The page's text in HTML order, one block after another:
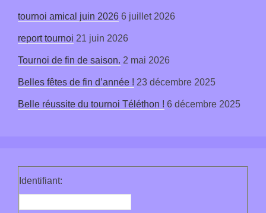
tournoi amical juin 2026 6 juillet 2026
report tournoi 21 juin 2026
Tournoi de fin de saison. 2 mai 2026
Belles fêtes de fin d’année ! 23 décembre 2025
Belle réussite du tournoi Téléthon ! 6 décembre 2025
Identifiant: